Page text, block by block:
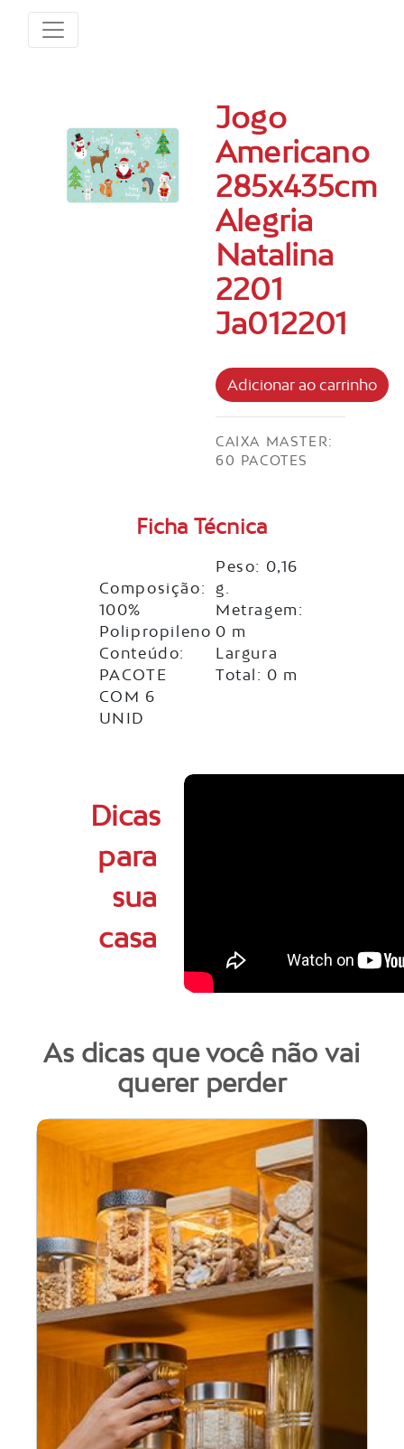
Jogo
Americano
285x435cm
Alegria
Natalina
2201
Ja012201
CAIXA MASTER:
60 PACOTES
Ficha Técnica
Composição:
100%
Polipropileno
Conteúdo:
PACOTE
COM 6
UNID
Peso: 0,16
g.
Metragem:
0 m
Largura
Total: 0 m
Dicas
para
sua
casa
As dicas que você não vai
querer perder